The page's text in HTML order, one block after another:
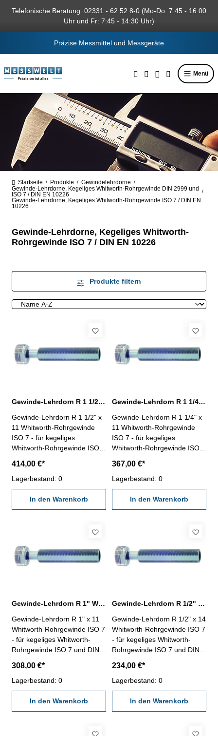
springen
Telefonische Beratung: 02331 - 62 52 8-0 (Mo-Do: 7:45 - 16:00
Uhr und Fr: 7:45 - 14:30 Uhr)
Präzise Messmittel und Messgeräte
Menü
Startseite / Produkte / Gewindelehrdorne /
Gewinde-Lehrdorne, Kegeliges Whitworth-Rohrgewinde DIN 2999 und
ISO 7 / DIN EN 10226
/
Gewinde-Lehrdorne, Kegeliges Whitworth-Rohrgewinde ISO 7 / DIN EN
10226
Gewinde-Lehrdorne, Kegeliges Whitworth-
Rohrgewinde ISO 7 / DIN EN 10226
Produkte filtern
Gewinde-Lehrdorn R 1 1/2" Whitworth-Rohrgewinde ISO 7
Gewinde-Lehrdorn R 1 1/2" x
11 Whitworth-Rohrgewinde
ISO 7 - für kegeliges
Whitworth-Rohrgewinde ISO 7
Rechtsgewinde, "Gut" und
"Ausschuss"- die
Grenzlehrdorne ISO 7-2:2000
und DIN EN 10226-3 sind mit
ISO 7 Rc/Rp Nr. 1 beschriftet
414,00 €*
Lagerbestand: 0
In den Warenkorb
Gewinde-Lehrdorn R 1 1/4" Whitworth-Rohrgewinde ISO 7
Gewinde-Lehrdorn R 1 1/4" x
11 Whitworth-Rohrgewinde
ISO 7 - für kegeliges
Whitworth-Rohrgewinde ISO 7
Rechtsgewinde, "Gut" und
"Ausschuss"- die
Grenzlehrdorne ISO 7-2:2000
und DIN EN 10226-3 sind mit
ISO 7 Rc/Rp Nr. 1 beschriftet
367,00 €*
Lagerbestand: 0
In den Warenkorb
Gewinde-Lehrdorn R 1" Whitworth-Rohrgewinde ISO 7
Gewinde-Lehrdorn R 1" x 11
Whitworth-Rohrgewinde ISO 7
- für kegeliges Whitworth-
Rohrgewinde ISO 7 und DIN
"Gut" und "Ausschuss"- die
Grenzlehrdorne ISO 7-2:2000
und DIN EN 10226-3 sind mit
ISO 7 Rc/Rp Nr. 1 beschriftet
Nennmaß: R 1" x 11
308,00 €*
Lagerbestand: 0
In den Warenkorb
Gewinde-Lehrdorn R 1/2" Whitworth-Rohrgewinde ISO 7
Gewinde-Lehrdorn R 1/2" x 14
Whitworth-Rohrgewinde ISO 7
- für kegeliges Whitworth-
Rohrgewinde ISO 7 und DIN
"Gut" und "Ausschuss"- die
Grenzlehrdorne ISO 7-2:2000
und DIN EN 10226-3 sind mit
ISO 7 Rc/Rp Nr. 1 beschriftet
Nennmaß: R 1/2" x 14
234,00 €*
Lagerbestand: 0
In den Warenkorb